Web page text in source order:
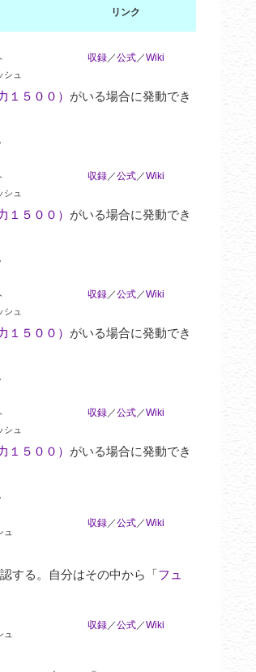
リンク
シュ
収録／公式／Wiki
１５００） がいる場合に発動でき
シュ
収録／公式／Wiki
１５００） がいる場合に発動でき
シュ
収録／公式／Wiki
１５００） がいる場合に発動でき
シュ
収録／公式／Wiki
１５００） がいる場合に発動でき
ュ
収録／公式／Wiki
する。自分はその中から「 フュ
ュ
収録／公式／Wiki